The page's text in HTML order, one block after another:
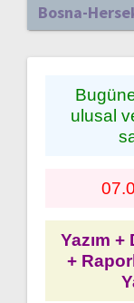
Bosna-
ulusal
Yazım +
+